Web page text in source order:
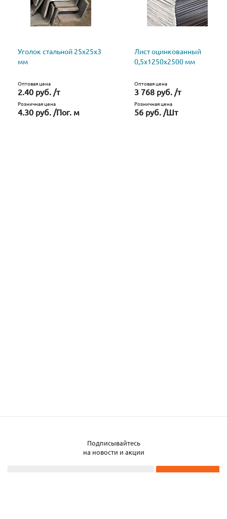
Уголок стальной 25х25х3
мм
Оптовая цена
2.40 руб. /т
Розничная цена
4.30 руб. /Пог. м
Лист оцинкованный
0,5х1250х2500 мм
Оптовая цена
3 768 руб. /т
Розничная цена
56 руб. /Шт
Подписывайтесь
на новости и акции